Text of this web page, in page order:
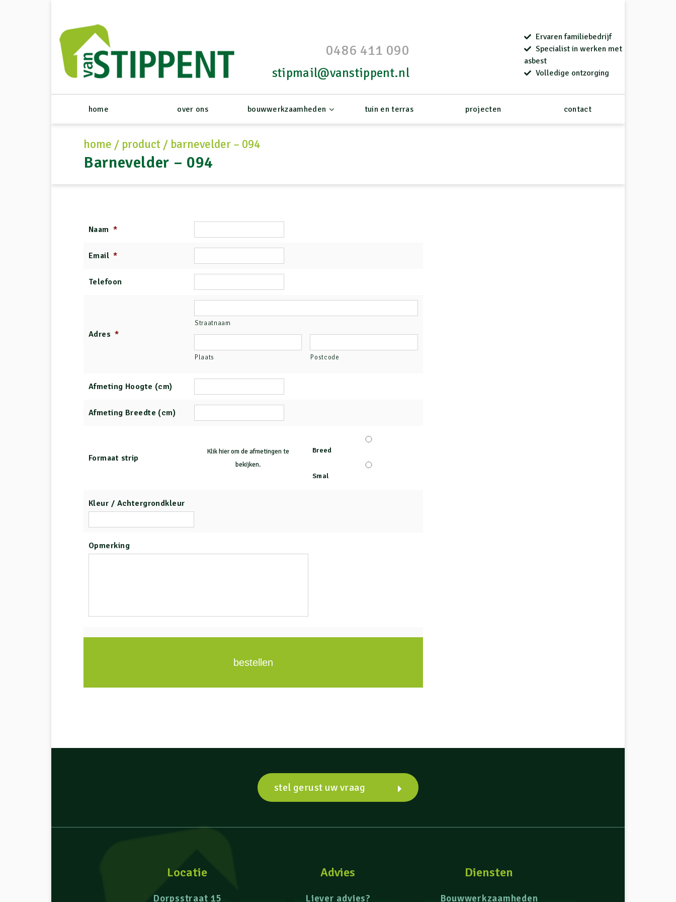
0486 411 090
stipmail@vanstippent.nl
Ervaren familiebedrijf
Specialist in werken met
asbest
Volledige ontzorging
home over ons bouwwerkzaamheden tuin en terras projecten contact
Barnevelder – 094
home / product / barnevelder – 094
Naam *
Email *
Telefoon
Adres *
Straatnaam
Plaats Postcode
Afmeting Hoogte (cm)
Afmeting Breedte (cm)
Formaat strip
Klik hier om de afmetingen te
bekijken.
Breed
Smal
Kleur / Achtergrondkleur
Opmerking
bestellen
stel gerust uw vraag
Locatie
Dorpsstraat 15
Advies
Liever advies?
Diensten
Bouwwerkzaamheden